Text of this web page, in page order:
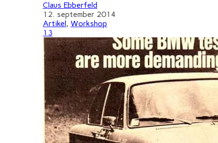
Claus Ebberfeld
12. september 2014
Artikel , Workshop
13